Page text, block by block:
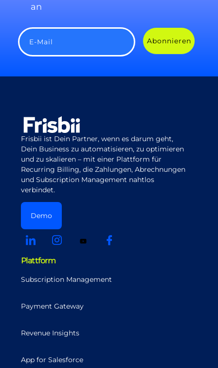
an
E-Mail Abonnieren
Frisbii ist Dein Partner, wenn es darum geht,
Dein Business zu automatisieren, zu optimieren
und zu skalieren – mit einer Plattform für
Recurring Billing, die Zahlungen, Abrechnungen
und Subscription Management nahtlos
verbindet.
Demo
Plattform
Subscription Management
Payment Gateway
Revenue Insights
App for Salesforce